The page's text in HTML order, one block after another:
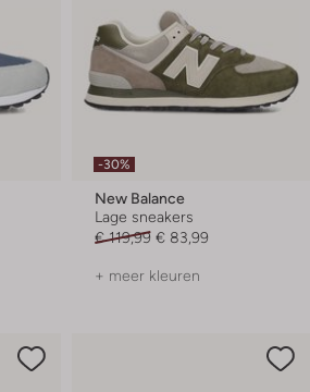
-30%
New Balance
Lage sneakers
€ 119,99 € 83,99
+ meer kleuren